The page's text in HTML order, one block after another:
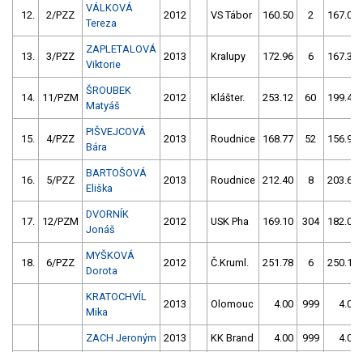
12. 2/PZZ
VÁLKOVÁ
Tereza
2012 VS Tábor 160.50 2 167.07
13. 3/PZZ
ZAPLETALOVÁ
Viktorie
2013 Kralupy 172.96 6 167.38
14. 11/PZM
ŠROUBEK
Matyáš
2012 Klášter. 253.12 60 199.43
15. 4/PZZ
PIŠVEJCOVÁ
Bára
2013 Roudnice 168.77 52 156.91
16. 5/PZZ
BARTOŠOVÁ
Eliška
2013 Roudnice 212.40 8 203.67
17. 12/PZM
DVORNÍK
Jonáš
2012 USK Pha 169.10 304 182.07
18. 6/PZZ
MYŠKOVÁ
Dorota
2012 Č.Kruml. 251.78 6 250.18
KRATOCHVÍL
Mika
2013 Olomouc 4.00 999 4.00
ZACH Jeroným 2013 KK Brand 4.00 999 4.00